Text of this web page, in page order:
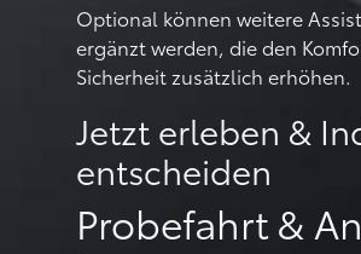
Optional können weitere
ergänzt werden, die den
Sicherheit zusätzlich erhöhen.
Jetzt erleben &
entscheiden
Probefahrt &